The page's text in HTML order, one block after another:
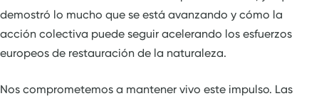
demostró lo mucho que se está avanzando y cómo la
acción colectiva puede seguir acelerando los esfuerzos
europeos de restauración de la naturaleza.
Nos comprometemos a mantener vivo este impulso. Las